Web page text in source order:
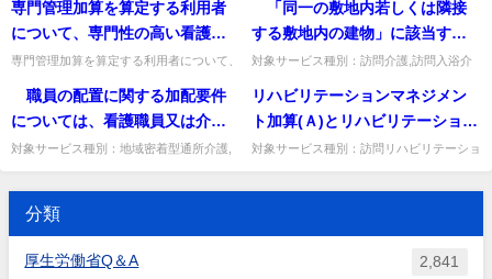
算」質問経口維持加算について、ビデオレ
ントゲン撮影や内視鏡検査を行...
る」こととあるが、具体的な取
組内容や取組頻度についてどの
ように考えればよいか。
ント体制強化加算について」質問 小規模
多機能型居宅介護の総合マネ...
専門管理加算を算定する利用者
について、専門性の高い看護師
による訪問と他の看護師等によ
る訪問を組み合わせて指定訪問
看護を実施してよいか。
専門管理加算を算定する利用者について、
師等による訪問を組み合わせて指定訪問看
護を実施して差し支えありま...
「同一の敷地内若しくは隣接
する敷地内の建物」に該当する
もの以外の集合住宅に居住する
用者が１月あたり２０人以上の
場合減算の対象となるが、算定
月の前月の実績で減算の有無を
対象サービス種別：訪問介護,訪問入浴介
療養管理指導,夜間対応型訪問介護基準種
別:介護報酬「集合住宅...
職員の配置に関する加配要件
については、看護職員又は介護
職員を常勤換算方法で２以上確
保していることに加え、これと
別に認知症介護実践者研修等の
修了者を１名以上配置する必要
対象サービス種別：地域密着型通所介護,
員の配置に関する加配要件...
リハビリテーションマネジメン
ト加算(Ａ)とリハビリテーション
マネジメント加算(Ｂ)について
は、同時に取得することはでき
ないが、月によって加算の算定
対象サービス種別：訪問リハビリテーショ
分類
厚生労働省Q＆A 2,841